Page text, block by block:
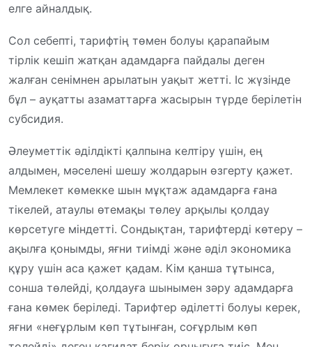
елге айналдық.
Сол себепті, тарифтің төмен болуы қарапайым
тірлік кешіп жатқан адамдарға пайдалы деген
жалған сенімнен арылатын уақыт жетті. Іс жүзінде
бұл – ауқатты азаматтарға жасырын түрде берілетін
субсидия.
Әлеуметтік әділдікті қалпына келтіру үшін, ең
алдымен, мәселені шешу жолдарын өзгерту қажет.
Мемлекет көмекке шын мұқтаж адамдарға ғана
тікелей, атаулы өтемақы төлеу арқылы қолдау
көрсетуге міндетті. Сондықтан, тарифтерді көтеру –
ақылға қонымды, яғни тиімді және әділ экономика
құру үшін аса қажет қадам. Кім қанша тұтынса,
сонша төлейді, қолдауға шынымен зәру адамдарға
ғана көмек беріледі. Тарифтер әділетті болуы керек,
яғни «неғұрлым көп тұтынған, соғұрлым көп